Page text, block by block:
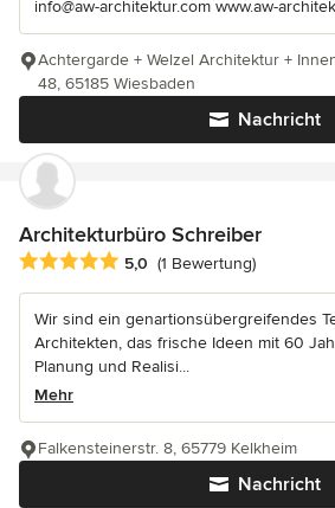
info@aw-architektur.com www.aw-
Nachricht
Achtergarde + Welzel Architektur +
48, 65185 Wiesbaden
Architekturbüro Schreiber
Durchschnittliche Bewertung: 5 von 5
5,0 (1 Bewertung)
Wir sind ein genartionsübergreifendes
Architekten, das frische Ideen mit 60
Planung und Realisi...
Mehr
Nachricht
Falkensteinerstr. 8, 65779 Kelkheim